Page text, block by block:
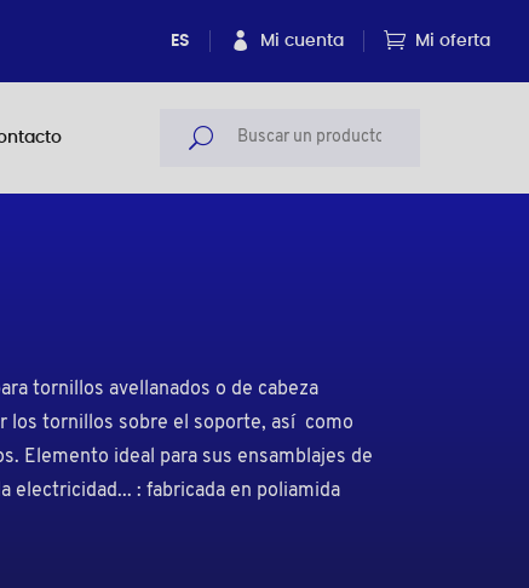
ES Mi cuenta Mi oferta
tornillos avellanados o de cabeza
los tornillos sobre el soporte, así como
Elemento ideal para sus ensamblajes de
electricidad... : fabricada en poliamida